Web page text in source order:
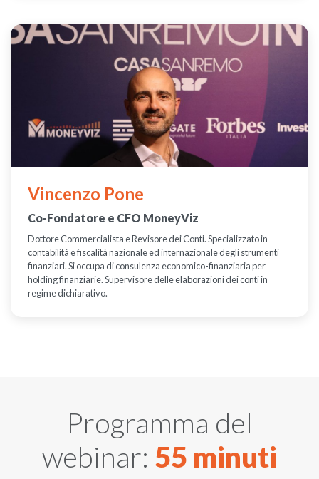
Vincenzo Pone
Co-Fondatore e CFO MoneyViz
Dottore Commercialista e Revisore dei Conti. Specializzato in
contabilità e fiscalità nazionale ed internazionale degli strumenti
finanziari. Si occupa di consulenza economico-finanziaria per
holding finanziarie. Supervisore delle elaborazioni dei conti in
regime dichiarativo.
Programma del
webinar: 55 minuti